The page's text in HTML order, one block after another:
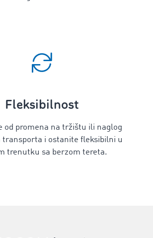
Fleksibilnost
od promena na tržištu ili naglog
transporta i ostanite fleksibilni u
trenutku sa berzom tereta.